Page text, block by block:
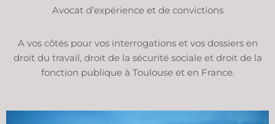
Avocat d’expérience et de convictions
A vos côtés pour vos interrogations et vos dossiers en
droit du travail, droit de la sécurité sociale et droit de la
fonction publique à Toulouse et en France.